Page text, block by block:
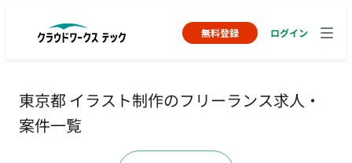
無料登録 ログイン
東京都 イラスト制作のフリーランス求人・
案件一覧